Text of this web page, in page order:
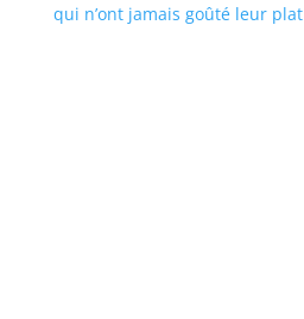
qui n’ont jamais goûté leur plat